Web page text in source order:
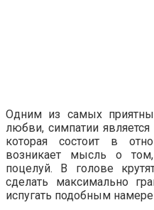
Одним из самых
любви, симпатии
которая состоит в
возникает мысль о
поцелуй. В голове
сделать максимально
испугать подобным